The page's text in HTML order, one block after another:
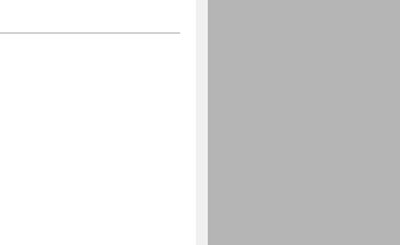
SZKOŁY